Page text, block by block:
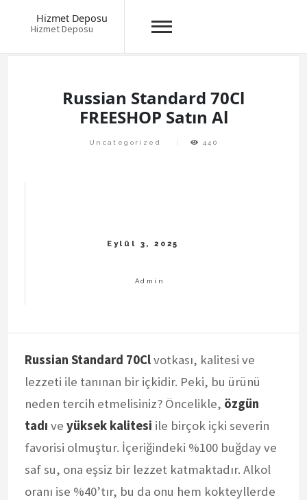
Hizmet Deposu
Hizmet Deposu
Russian Standard 70Cl
FREESHOP Satın Al
Uncategorized 440
Russian Standard 70Clvotkası, kalitesi ve
lezzeti ile tanınan bir içkidir. Peki, bu ürünü
neden tercih etmelisiniz? Öncelikle, özgün
tadı ve yüksek kalitesi ile birçok içki severin
favorisi olmuştur. İçeriğindeki %100 buğday ve
saf su, ona eşsiz bir lezzet katmaktadır. Alkol
oranı ise %40’tır, bu da onu hem kokteyllerde